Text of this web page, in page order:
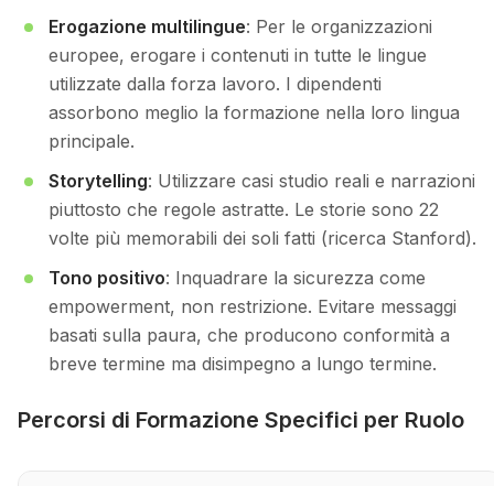
Erogazione multilingue: Per le organizzazioni
europee, erogare i contenuti in tutte le lingue
utilizzate dalla forza lavoro. I dipendenti
assorbono meglio la formazione nella loro lingua
principale.
Storytelling: Utilizzare casi studio reali e narrazioni
piuttosto che regole astratte. Le storie sono 22
volte più memorabili dei soli fatti (ricerca Stanford).
Tono positivo: Inquadrare la sicurezza come
empowerment, non restrizione. Evitare messaggi
basati sulla paura, che producono conformità a
breve termine ma disimpegno a lungo termine.
Percorsi di Formazione Specifici per Ruolo